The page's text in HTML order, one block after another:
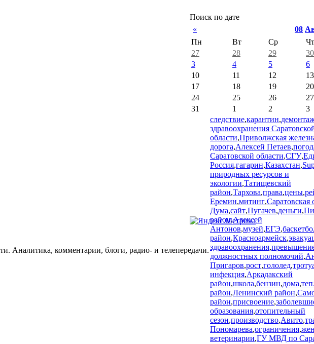
Поиск по дате
«
08
Пн
Вт Ср Чт
27
28 29 30
3
4 5 6
10
11 12 13
17
18 19 20
24
25 26 27
31
1 2 3
следствие,карантин,
здравоохранения
области,Приволжская
дорога,Алексей Петаев,
Саратовской области,СГУ,
Россия,гагарин,Казахстан,
природных ресурсов и
экологии,Татищевский
район,Тархова,права,цены,
Еремин,митинг,Саратовская
Дума,сайт,Пугачев,деньги,
район,Алексей
Антонов,музей,ЕГЭ,
район,Красноармейск,
здравоохранения,
должностных полномочий,
Пригаров,рост,гололед,
инфекция,Аркадакский
район,школа,бензин,дома,
район,Ленинский район,
район,присвоение,
образования,отопительный
сезон,производство,Авито,
Пономарева,ограничения,
ветеринарии,ГУ МВД по
Аналитика, комментарии, блоги, радио- и телепередачи.